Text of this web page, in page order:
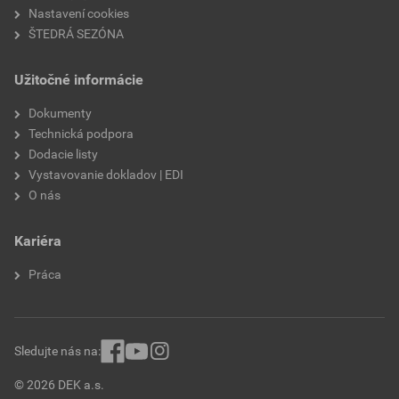
Nastavení cookies
ŠTEDRÁ SEZÓNA
Užitočné informácie
Dokumenty
Technická podpora
Dodacie listy
Vystavovanie dokladov | EDI
O nás
Kariéra
Práca
© 2026 DEK a.s.
Sledujte nás na: